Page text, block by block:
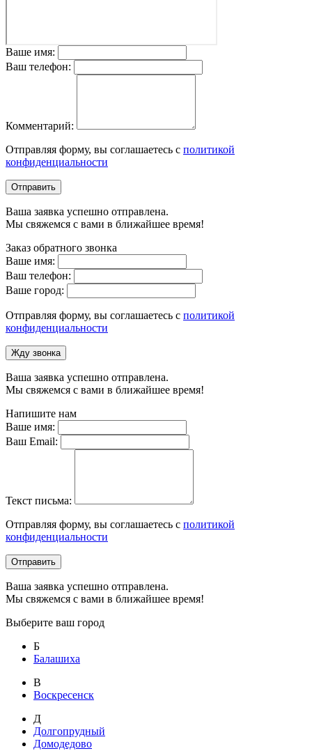
Ваше имя:
Ваш телефон:
Комментарий:
Отправляя форму, вы соглашаетесь с политикой
конфиденциальности
Отправить
Ваша заявка успешно отправлена.
Мы свяжемся с вами в ближайшее время!
Заказ обратного звонка
Ваше имя:
Ваш телефон:
Ваше город:
Отправляя форму, вы соглашаетесь с политикой
конфиденциальности
Жду звонка
Ваша заявка успешно отправлена.
Мы свяжемся с вами в ближайшее время!
Напишите нам
Ваше имя:
Ваш Email:
Текст письма:
Отправляя форму, вы соглашаетесь с политикой
конфиденциальности
Отправить
Ваша заявка успешно отправлена.
Мы свяжемся с вами в ближайшее время!
Выберите ваш город
Б
Балашиха
В
Воскресенск
Д
Долгопрудный
Домодедово